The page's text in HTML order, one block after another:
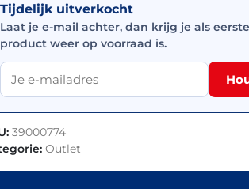
Tijdelijk uitverkocht
Laat je e-mail achter, dan krijg je als
product weer op voorraad is.
39000774
Outlet